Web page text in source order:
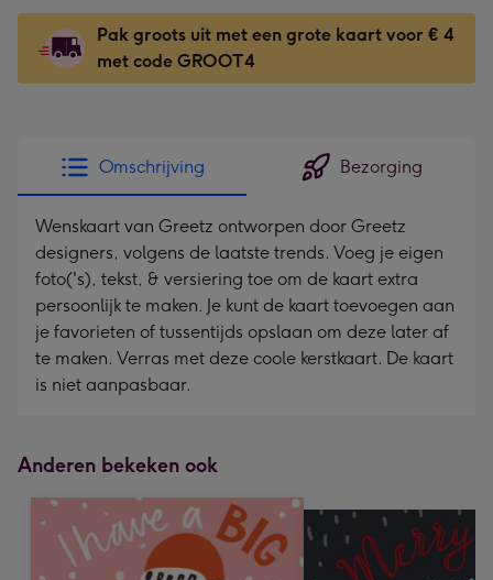
130
x
130
mm
-
Dimensions:
167
mm
-
€6,49
-
indruk
-
Dimensions:
240
x
240
mm
Pak groots uit met een grote kaart voor € 4
met code GROOT4
Omschrijving Bezorging
Wenskaart van Greetz ontworpen door Greetz
designers, volgens de laatste trends. Voeg je eigen
foto('s), tekst, & versiering toe om de kaart extra
persoonlijk te maken. Je kunt de kaart toevoegen aan
je favorieten of tussentijds opslaan om deze later af
te maken. Verras met deze coole kerstkaart. De kaart
is niet aanpasbaar.
Anderen bekeken ook